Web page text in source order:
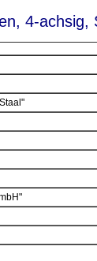
4-achsig,